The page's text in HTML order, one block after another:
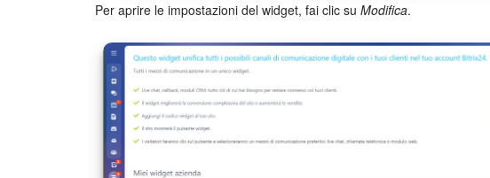
Per aprire le impostazioni del widget, fai clic su Modifica.